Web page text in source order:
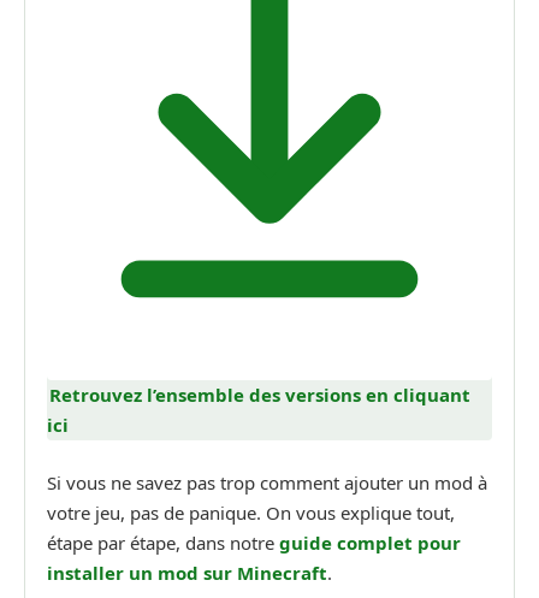
Retrouvez l’ensemble des versions en cliquant
ici
Si vous ne savez pas trop comment ajouter un mod à
votre jeu, pas de panique. On vous explique tout,
étape par étape, dans notre guide complet pour
installer un mod sur Minecraft.